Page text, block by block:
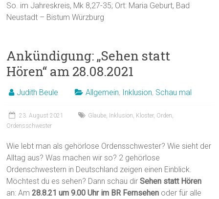
So. im Jahreskreis, Mk 8,27-35; Ort: Maria Geburt, Bad
Neustadt – Bistum Würzburg
Ankündigung: „Sehen statt
Hören“ am 28.08.2021
Judith Beule Allgemein, Inklusion, Schau mal
23. August 2021 Glaube Inklusion Kloster, Orden
Ordensschwester
Wie lebt man als gehörlose Ordensschwester? Wie sieht der
Alltag aus? Was machen wir so? 2 gehörlose
Ordenschwestern in Deutschland zeigen einen Einblick.
Möchtest du es sehen? Dann schau dirSehen statt Hören
an: Am 28.8.21 um 9.00 Uhr im BR Fernsehen oder für alle